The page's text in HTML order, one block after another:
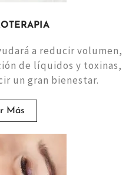
a reducir volumen,
de líquidos y toxinas,
un gran bienestar.
Más